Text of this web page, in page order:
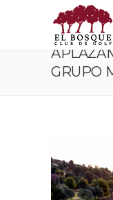
Home
Aplazamiento
GRUPO